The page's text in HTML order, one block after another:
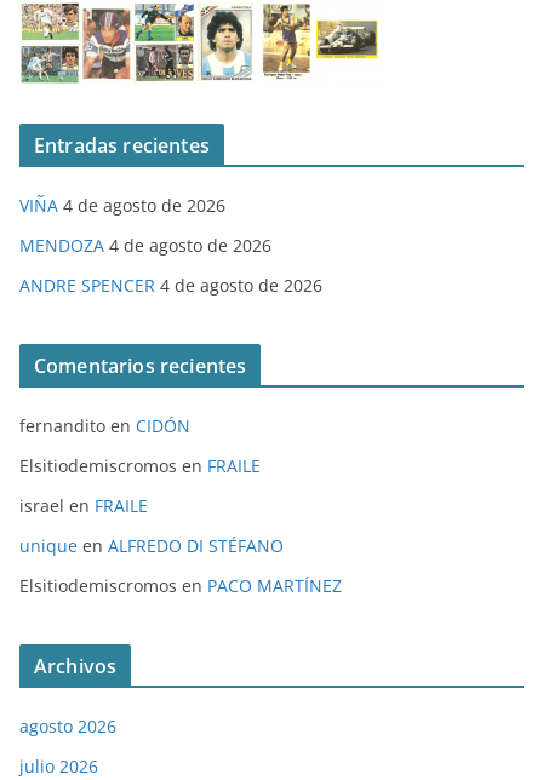
Entradas recientes
VIÑA 4 de agosto de 2026
MENDOZA 4 de agosto de 2026
ANDRE SPENCER 4 de agosto de 2026
Comentarios recientes
fernandito en CIDÓN
Elsitiodemiscromos en FRAILE
israel en FRAILE
unique en ALFREDO DI STÉFANO
Elsitiodemiscromos en PACO MARTÍNEZ
Archivos
agosto 2026
julio 2026